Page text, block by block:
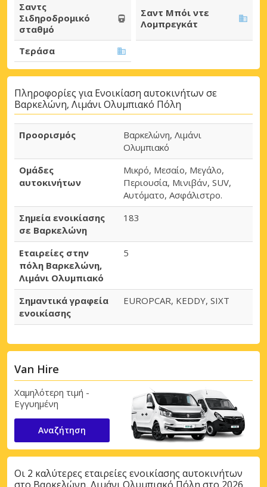
Σαντς
Σιδηροδρομικό
σταθμό
Σαντ Μπόι ντε
Λομπρεγκάτ
Τεράσα
Πληροφορίες για Ενοικίαση αυτοκινήτων σε
Βαρκελώνη, Λιμάνι Ολυμπιακό Πόλη
Προορισμός
Βαρκελώνη, Λιμάνι
Ολυμπιακό
Ομάδες
αυτοκινήτων
Μικρό, Μεσαίο, Μεγάλο,
Περιουσία, Μινιβάν, SUV,
Αυτόματο, Ασφάλιστρο.
Σημεία ενοικίασης
σε Βαρκελώνη
183
Εταιρείες στην
πόλη Βαρκελώνη,
Λιμάνι Ολυμπιακό
5
Σημαντικά γραφεία
ενοικίασης
EUROPCAR, KEDDY, SIXT
Van Hire
Χαμηλότερη τιμή -
Εγγυημένη
Αναζήτηση
Οι 2 καλύτερες εταιρείες ενοικίασης αυτοκινήτων